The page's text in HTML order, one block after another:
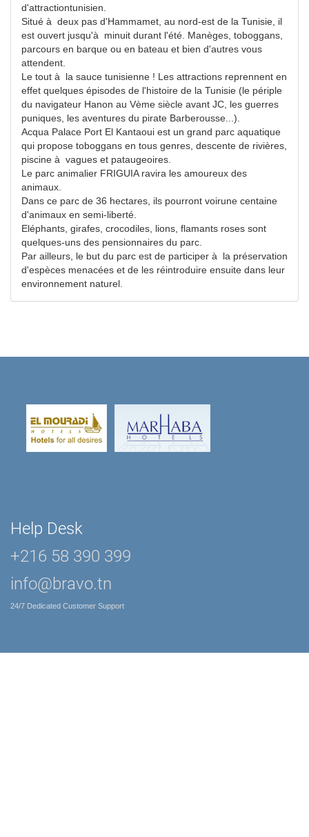
d'attractiontunisien.
Situé à deux pas d'Hammamet, au nord-est de la Tunisie, il
est ouvert jusqu'à minuit durant l'été. Manèges, toboggans,
parcours en barque ou en bateau et bien d'autres vous
attendent.
Le tout à la sauce tunisienne ! Les attractions reprennent en
effet quelques épisodes de l'histoire de la Tunisie (le périple
du navigateur Hanon au Vème siècle avant JC, les guerres
puniques, les aventures du pirate Barberousse...).
Acqua Palace Port El Kantaoui est un grand parc aquatique
qui propose toboggans en tous genres, descente de rivières,
piscine à vagues et pataugeoires.
Le parc animalier FRIGUIA ravira les amoureux des
animaux.
Dans ce parc de 36 hectares, ils pourront voirune centaine
d'animaux en semi-liberté.
Eléphants, girafes, crocodiles, lions, flamants roses sont
quelques-uns des pensionnaires du parc.
Par ailleurs, le but du parc est de participer à la préservation
d'espèces menacées et de les réintroduire ensuite dans leur
environnement naturel.
Help Desk
+216 58 390 399
info@bravo.tn
24/7 Dedicated Customer Support